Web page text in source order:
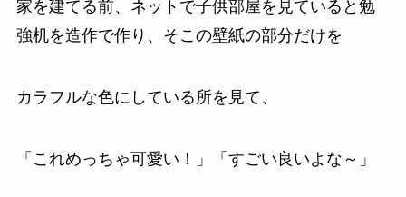
家を建てる前、ネットで子供部屋を見ていると勉
強机を造作で作り、そこの壁紙の部分だけを
カラフルな色にしている所を見て、
「これめっちゃ可愛い！」「すごい良いよな～」